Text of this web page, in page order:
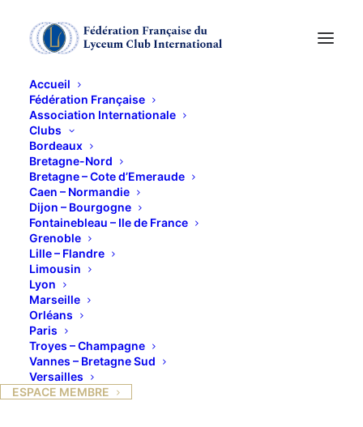
Accueil
Fédération Française
Association Internationale
Clubs
Bordeaux
Bretagne-Nord
Bretagne – Cote d’Emeraude
Caen – Normandie
Dijon – Bourgogne
Fontainebleau – Ile de France
Grenoble
Lille – Flandre
Limousin
Lyon
Marseille
Orléans
Paris
Troyes – Champagne
Vannes – Bretagne Sud
Versailles
ESPACE MEMBRE